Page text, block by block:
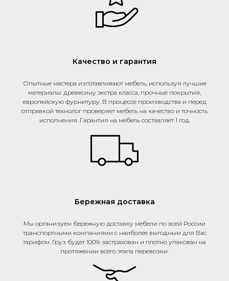
Качество и гарантия
Опытные мастера изготавливают мебель, используя лучшие
материалы: древесину экстра класса, прочные покрытия,
европейскую фурнитуру. В процессе производства и перед
отправкой технолог проверяет мебель на качество и точность
исполнения. Гарантия на мебель составляет 1 год.
Бережная доставка
Мы организуем бережную доставку мебели по всей России
транспортными компаниями с наиболее выгодным для Вас
тарифом. Груз будет 100% застрахован и плотно упакован на
протяжении всего этапа перевозки.